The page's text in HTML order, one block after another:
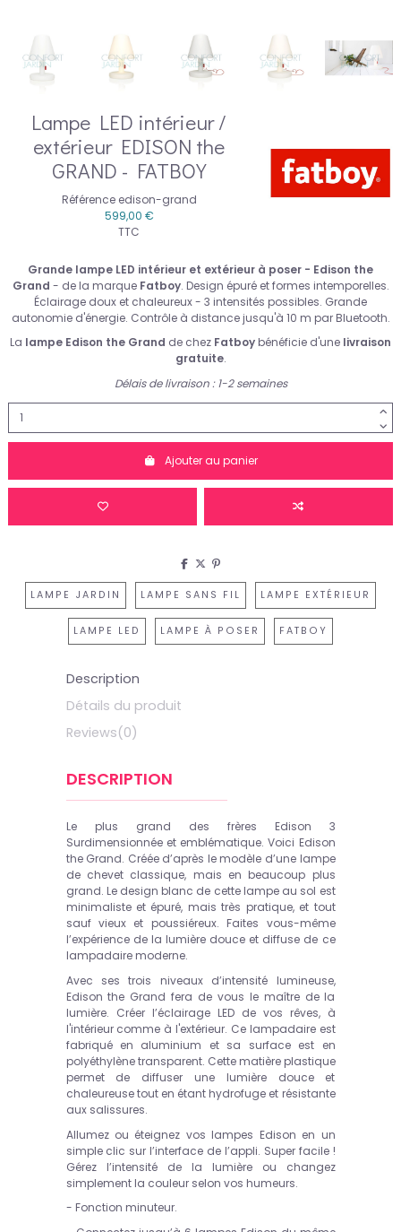
Lampe LED intérieur /
extérieur EDISON the
GRAND - FATBOY
Référence edison-grand
599,00 €
TTC
Grande lampe LED intérieur et extérieur à poser - Edison the
Grand - de la marqueFatboy. Design épuré et formes intemporelles.
Éclairage doux et chaleureux - 3 intensités possibles. Grande
autonomie d'énergie. Contrôle à distance jusqu'à 10 m par Bluetooth.
La lampe Edison the Grand de chez Fatboy bénéficie d'une livraison
gratuite.
Délais de livraison : 1-2 semaines
Ajouter au panier
LAMPE JARDIN LAMPE SANS FIL LAMPE EXTÉRIEUR
LAMPE LED LAMPE À POSER FATBOY
Description
Détails du produit
Reviews(0)
DESCRIPTION
Le plus grand des frères Edison 3
Surdimensionnée et emblématique. Voici Edison
the Grand. Créée d’après le modèle d’une lampe
de chevet classique, mais en beaucoup plus
grand. Le design blanc de cette lampe au sol est
minimaliste et épuré, mais très pratique, et tout
sauf vieux et poussiéreux. Faites vous-même
l’expérience de la lumière douce et diffuse de ce
lampadaire moderne.
Avec ses trois niveaux d’intensité lumineuse,
Edison the Grand fera de vous le maître de la
lumière. Créer l’éclairage LED de vos rêves, à
l'intérieur comme à l'extérieur. Ce lampadaire est
fabriqué en aluminium et sa surface est en
polyéthylène transparent. Cette matière plastique
permet de diffuser une lumière douce et
chaleureuse tout en étant hydrofuge et résistante
aux salissures.
Allumez ou éteignez vos lampes Edison en un
simple clic sur l’interface de l’appli. Super facile !
Gérez l’intensité de la lumière ou changez
simplement la couleur selon vos humeurs.
- Fonction minuteur.